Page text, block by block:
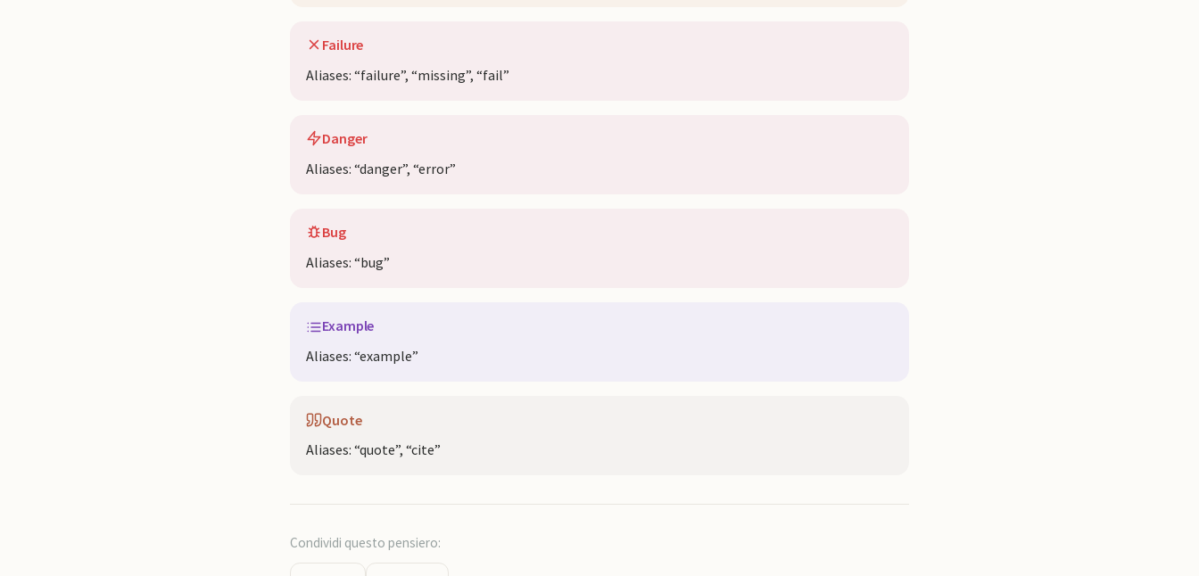
Failure
Aliases: “failure”, “missing”, “fail”
Danger
Aliases: “danger”, “error”
Bug
Aliases: “bug”
Example
Aliases: “example”
Quote
Aliases: “quote”, “cite”
Condividi questo pensiero: